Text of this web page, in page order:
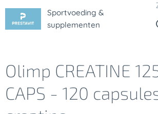
Sportvoeding &
supplementen
Olimp CREATINE
CAPS - 120